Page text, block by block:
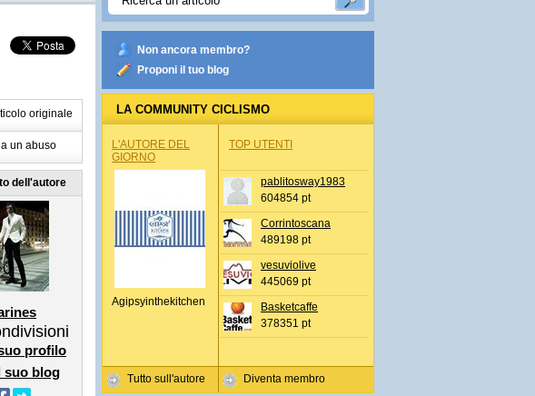
originale
un abuso
dell'autore
profilo
suo blog
Non ancora membro?
Proponi il tuo blog
LA COMMUNITY CICLISMO
L'AUTORE DEL
GIORNO
Agipsyinthekitchen
Tutto sull'autore
TOP UTENTI
pablitosway1983
604854 pt
Corrintoscana
489198 pt
vesuviolive
445069 pt
Basketcaffe
378351 pt
Diventa membro